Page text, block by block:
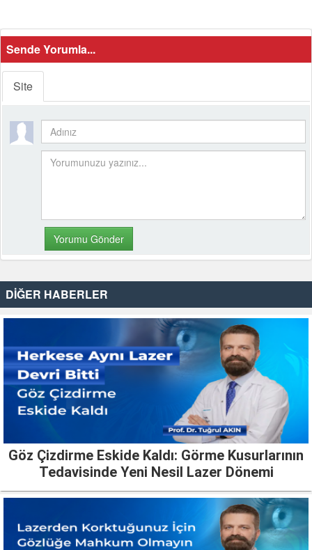
Sende Yorumla...
Site
DİĞER HABERLER
Göz Çizdirme Eskide Kaldı: Görme Kusurlarının
Tedavisinde Yeni Nesil Lazer Dönemi